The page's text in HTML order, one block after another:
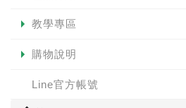
教學專區
購物說明
Line官方帳號